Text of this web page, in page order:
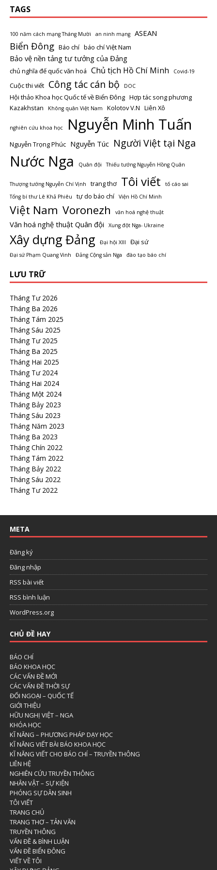
TAGS
100 năm cách mạng Tháng Mười an ninh mạng ASEAN
Biển Đông Báo chí báo chí Việt Nam
Bảo vệ nền tảng tư tưởng của Đảng
chủ nghĩa đế quốc văn hoá Chủ tịch Hồ Chí Minh Covid-19
Cuộc thi viết Công tác cán bộ DOC
Hội thảo Khoa học Quốc tế về Biển Đông Hợp tác song phương
Kazakhstan
Không quân Việt Nam Kolotov V.N Liên Xô
nghiên cứu khoa học Nguyễn Minh Tuấn
Nguyễn Trọng Phúc Nguyễn Túc Người Việt tại Nga
Nước Nga Quân đội Thiếu tướng Nguyễn Hồng Quân
Thượng tướng Nguyễn Chí Vịnh trang thơ Tôi viết
tố cáo sai
Tổng bí thư Lê Khả Phiêu
tự do báo chí Viện Hồ Chí Minh
Việt Nam Voronezh văn hoá nghệ thuật
Văn hoá nghệ thuật Quân đội Xung đột Nga- Ukraine
Xây dựng Đảng Đại hội XIII Đại sứ
Đại sứ Phạm Quang Vinh Đảng Cộng sản Nga đào tạo báo chí
LƯU TRỮ
Tháng Tư 2026
Tháng Ba 2026
Tháng Tám 2025
Tháng Sáu 2025
Tháng Tư 2025
Tháng Ba 2025
Tháng Hai 2025
Tháng Tư 2024
Tháng Hai 2024
Tháng Một 2024
Tháng Bảy 2023
Tháng Sáu 2023
Tháng Năm 2023
Tháng Ba 2023
Tháng Chín 2022
Tháng Tám 2022
Tháng Bảy 2022
Tháng Sáu 2022
Tháng Tư 2022
META
Đăng ký
Đăng nhập
RSS bài viết
RSS bình luận
WordPress.org
CHỦ ĐỀ HAY
BÁO CHÍ
BÁO KHOA HỌC
CÁC VẤN ĐỀ MỚI
CÁC VẤN ĐỀ THỜI SỰ
ĐỐI NGOẠI – QUỐC TẾ
GIỚI THIỆU
HỮU NGHỊ VIỆT – NGA
KHÓA HỌC
KĨ NĂNG – PHƯƠNG PHÁP DẠY HỌC
KĨ NĂNG VIẾT BÀI BÁO KHOA HỌC
KĨ NĂNG VIẾT CHO BÁO CHÍ – TRUYỀN THÔNG
LIÊN HỆ
NGHIÊN CỨU TRUYỀN THÔNG
NHÂN VẬT – SỰ KIỆN
PHÓNG SỰ DÂN SINH
TÔI VIẾT
TRANG CHỦ
TRANG THƠ – TẢN VĂN
TRUYỀN THÔNG
VẤN ĐỀ & BÌNH LUẬN
VẤN ĐỀ BIỂN ĐÔNG
VIẾT VỀ TÔI